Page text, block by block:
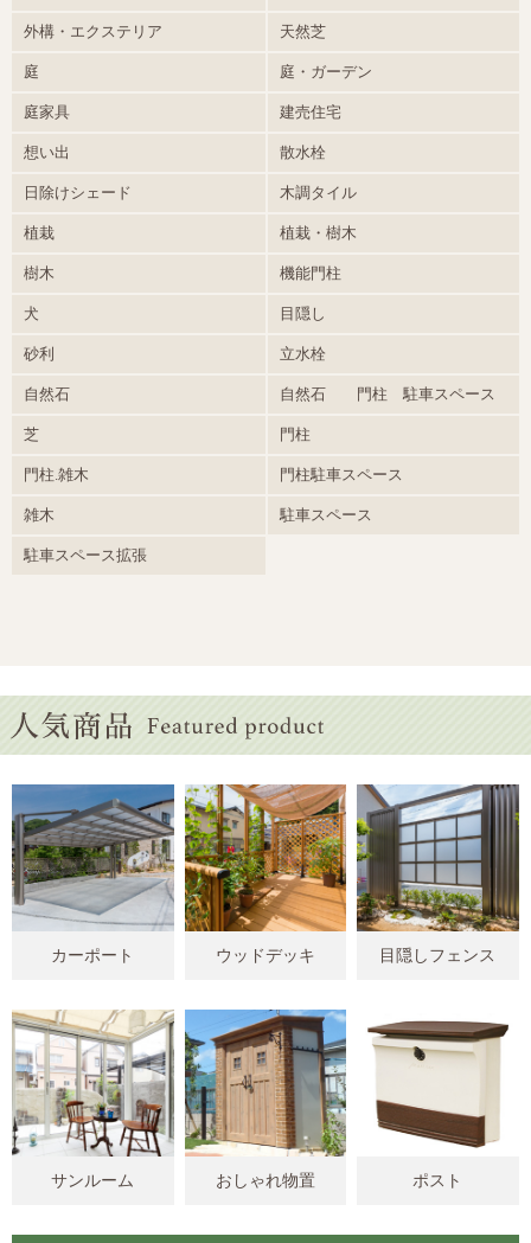
外構・エクステリア 天然芝
庭 庭・ガーデン
庭家具 建売住宅
想い出 散水栓
日除けシェード 木調タイル
植栽 植栽・樹木
樹木 機能門柱
犬 目隠し
砂利 立水栓
自然石 自然石 門柱 駐車スペース
芝 門柱
門柱.雑木 門柱駐車スペース
雑木 駐車スペース
駐車スペース拡張
カーポート ウッドデッキ 目隠しフェンス
サンルーム おしゃれ物置 ポスト